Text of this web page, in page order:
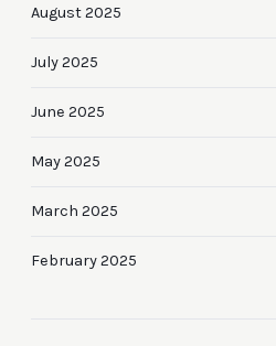
August 2025
July 2025
June 2025
May 2025
March 2025
February 2025